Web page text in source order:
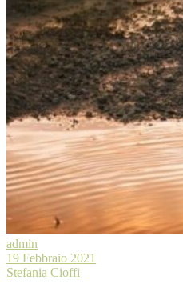
admin
19 Febbraio 2021
Stefania Cioffi